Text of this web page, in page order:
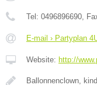
Tel: 0496896690 ,
E-mail › Partyplan
Website: http://
Ballonnenclown,